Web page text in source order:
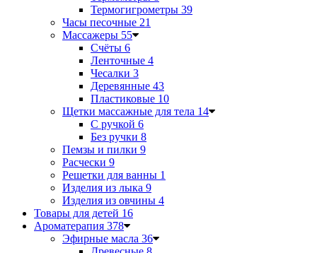
Термогигрометры 39
Часы песочные 21
Массажеры 55
Счёты 6
Ленточные 4
Чесалки 3
Деревянные 43
Пластиковые 10
Щетки массажные для тела 14
С ручкой 6
Без ручки 8
Пемзы и пилки 9
Расчески 9
Решетки для ванны 1
Изделия из лыка 9
Изделия из овчины 4
Товары для детей 16
Ароматерапия 378
Эфирные масла 36